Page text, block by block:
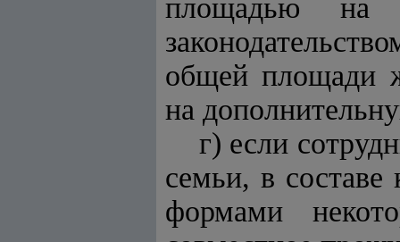
площадью на
общей площади
на
г) если
семьи, в
формами